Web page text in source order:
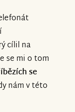
cílil na
se mi o tom
se
nám v této